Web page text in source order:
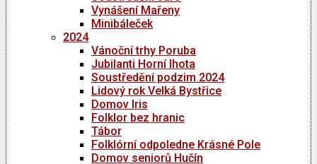
Vynášení Mařeny
Minibáleček
2024
Vánoční trhy Poruba
Jubilanti Horní lhota
Soustředění podzim 2024
Lidový rok Velká Bystřice
Domov Iris
Folklor bez hranic
Tábor
Folklórní odpoledne Krásné Pole
Domov seniorů Hučín